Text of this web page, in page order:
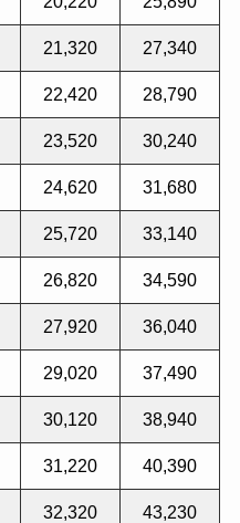
21,320 27,340
22,420 28,790
23,520 30,240
24,620 31,680
25,720 33,140
26,820 34,590
27,920 36,040
29,020 37,490
30,120 38,940
31,220 40,390
32,320 43,230